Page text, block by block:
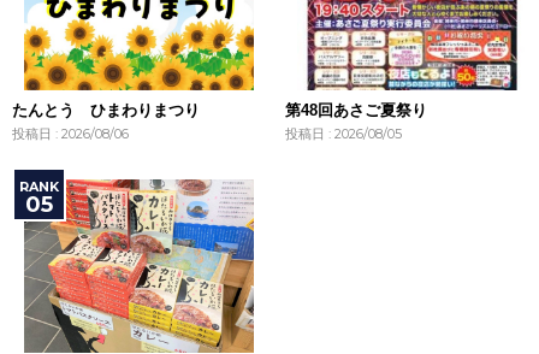
たんとう ひまわりまつり
投稿日 : 2026/08/06
第48回あさご夏祭り
投稿日 : 2026/08/05